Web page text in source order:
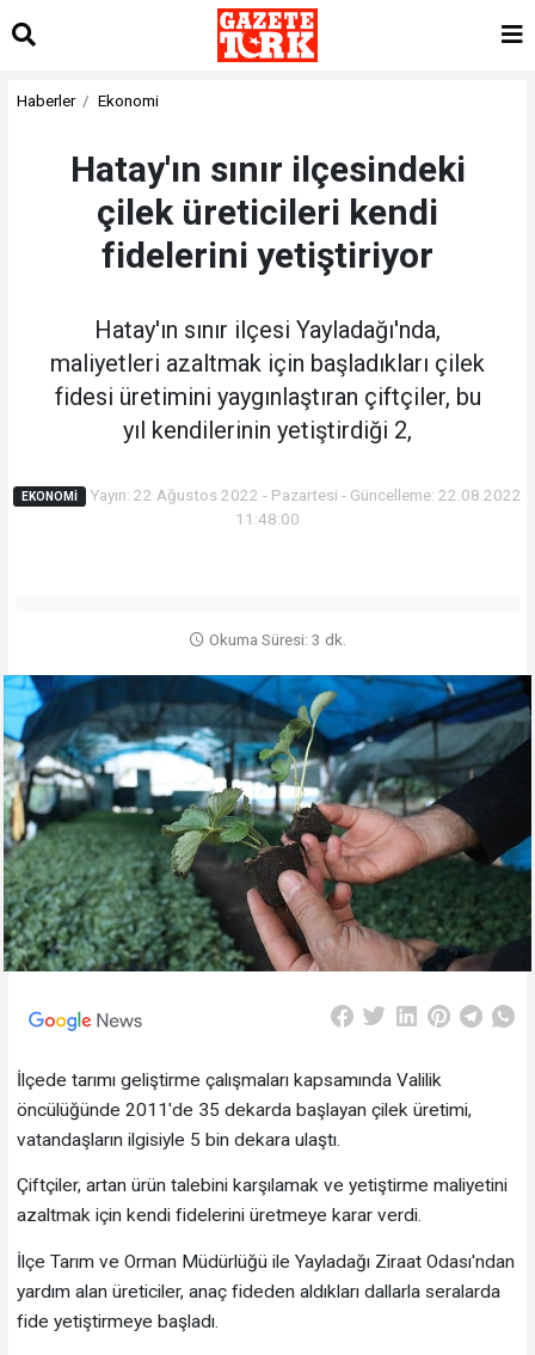
Haberler Ekonomi
Hatay'ın sınır ilçesindeki
çilek üreticileri kendi
fidelerini yetiştiriyor
Hatay'ın sınır ilçesi Yayladağı'nda,
maliyetleri azaltmak için başladıkları çilek
fidesi üretimini yaygınlaştıran çiftçiler, bu
yıl kendilerinin yetiştirdiği 2,
EKONOMI Yayın: 22 Ağustos 2022 - Pazartesi - Güncelleme: 22.08.2022
11:48:00
Okuma Süresi: 3 dk.
İlçede tarımı geliştirme çalışmaları kapsamında Valilik
öncülüğünde 2011'de 35 dekarda başlayan çilek üretimi,
vatandaşların ilgisiyle 5 bin dekara ulaştı.
Çiftçiler, artan ürün talebini karşılamak ve yetiştirme maliyetini
azaltmak için kendi fidelerini üretmeye karar verdi.
İlçe Tarım ve Orman Müdürlüğü ile Yayladağı Ziraat Odası'ndan
yardım alan üreticiler, anaç fideden aldıkları dallarla seralarda
fide yetiştirmeye başladı.